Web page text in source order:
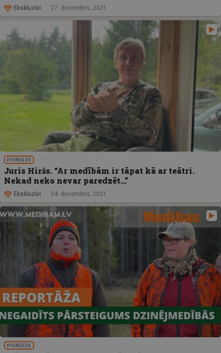
Ekskluzīvi 27. decembris, 2021
PIEREDZE
Juris Hiršs. “Ar medībām ir tāpat kā ar teātri.
Nekad neko nevar paredzēt…”
Ekskluzīvi 24. decembris, 2021
PIEREDZE